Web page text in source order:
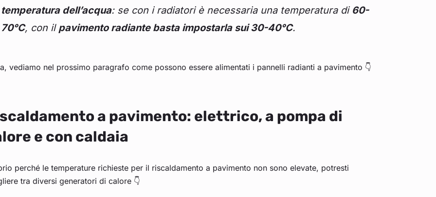
temperatura dell’acqua: se con i radiatori è necessaria una temperatura di 60-
70°C, con il pavimento radiante basta impostarla sui 30-40°C.
vediamo nel prossimo paragrafo come possono essere alimentati i pannelli radianti a pavimento 👇
a pavimento: elettrico, a pompa di
e con caldaia
perché le temperature richieste per il riscaldamento a pavimento non sono elevate, potresti
tra diversi generatori di calore 👇